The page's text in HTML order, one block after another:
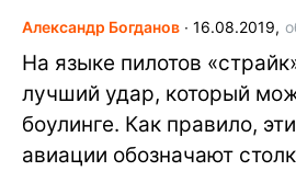
Александр Богданов ∙ 16.08.2019,
На языке пилотов
лучший удар, который
боулинге. Как правило,
авиации обозначают